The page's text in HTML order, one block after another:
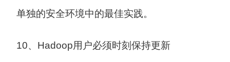
单独的安全环境中的最佳实践。
10、Hadoop用户必须时刻保持更新